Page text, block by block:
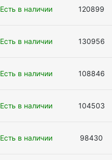
Есть в наличии 120899
Есть в наличии 130956
Есть в наличии 108846
Есть в наличии 104503
Есть в наличии 98430